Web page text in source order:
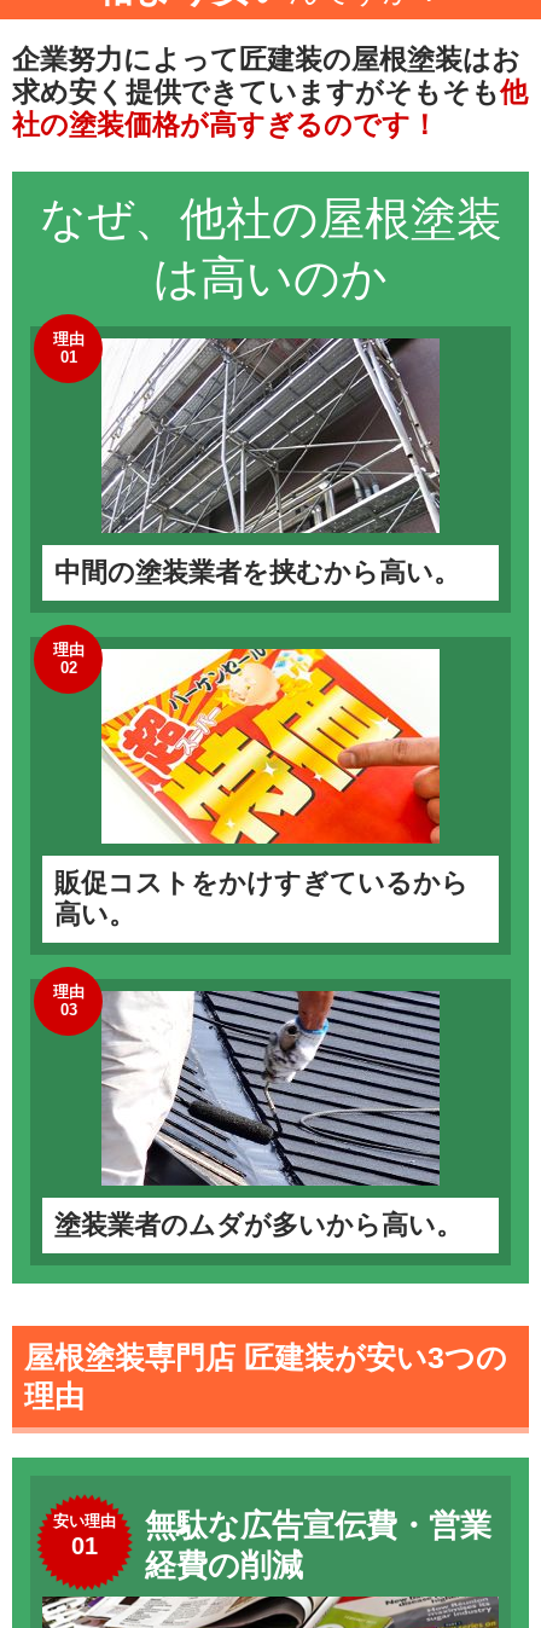
企業努力によって匠建装の屋根塗装はお
求め安く提供できていますがそもそも他
社の塗装価格が高すぎるのです！
なぜ、他社の屋根塗装
は高いのか
理由
01
中間の塗装業者を挟むから高い。
理由
02
販促コストをかけすぎているから
高い。
理由
03
塗装業者のムダが多いから高い。
屋根塗装専門店 匠建装が安い3つの
理由
安い理由
01
無駄な広告宣伝費・営業
経費の削減